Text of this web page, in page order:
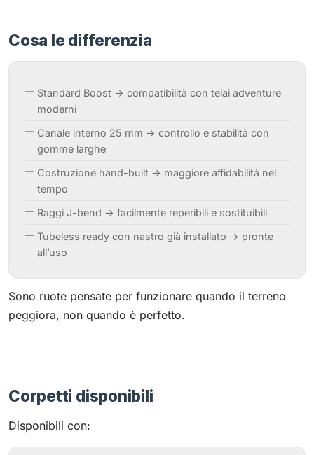
Cosa le differenzia
Standard Boost → compatibilità con telai adventure
moderni
Canale interno 25 mm → controllo e stabilità con
gomme larghe
Costruzione hand-built → maggiore affidabilità nel
tempo
Raggi J-bend → facilmente reperibili e sostituibili
Tubeless ready con nastro già installato → pronte
all’uso
Sono ruote pensate per funzionare quando il terreno
peggiora, non quando è perfetto.
Corpetti disponibili
Disponibili con: